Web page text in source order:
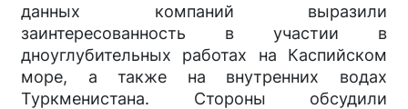
данных компаний выразили
заинтересованность в участии в
дноуглубительных работах на Каспийском
море, а также на внутренних водах
Туркменистана. Стороны обсудили